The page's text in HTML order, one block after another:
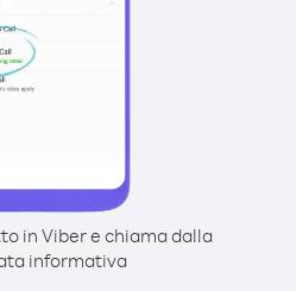
in Viber e chiama dalla
informativa